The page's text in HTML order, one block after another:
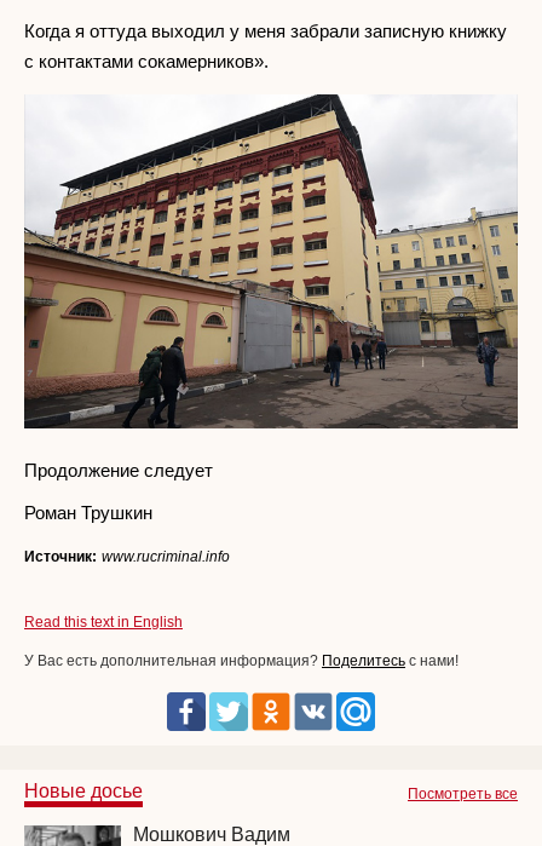
Когда я оттуда выходил у меня забрали записную книжку
с контактами сокамерников».
Продолжение следует
Роман Трушкин
Источник: www.rucriminal.info
Read this text in English
У Вас есть дополнительная информация? Поделитесь с нами!
Посмотреть все
Новые досье
Мошкович Вадим